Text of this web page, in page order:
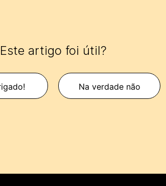
Este artigo foi útil?
Na verdade não